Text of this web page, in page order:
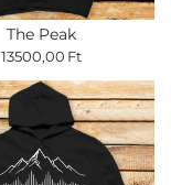
The Peak
13500,00 Ft